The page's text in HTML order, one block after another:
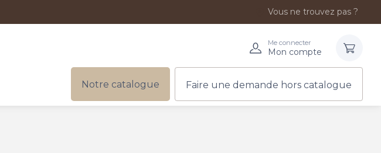
Vous ne trouvez pas ?
Me connecter
Mon compte
Notre catalogue Faire une demande hors catalogue